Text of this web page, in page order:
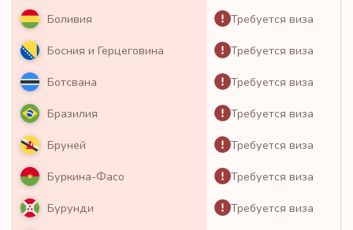
Боливия Требуется виза
Босния и Герцеговина Требуется виза
Ботсвана Требуется виза
Бразилия Требуется виза
Бруней Требуется виза
Буркина-Фасо Требуется виза
Бурунди Требуется виза